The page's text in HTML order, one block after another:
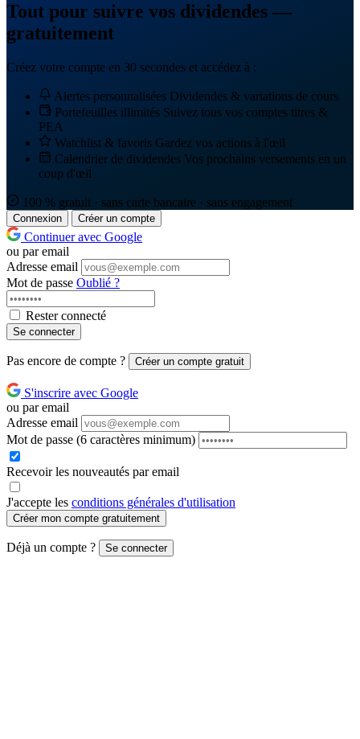
Tout pour suivre vos dividendes —
gratuitement
Créez votre compte en 30 secondes et accédez à :
Alertes personnalisées Dividendes & variations de cours
Portefeuilles illimités Suivez tous vos comptes titres &
PEA
Watchlist & favoris Gardez vos actions à l'œil
Calendrier de dividendes Vos prochains versements en un
coup d'œil
100 % gratuit · sans carte bancaire · sans engagement
Connexion Créer un compte
Continuer avec Google
ou par email
Adresse email
Mot de passe Oublié ?
Rester connecté
Se connecter
Pas encore de compte ? Créer un compte gratuit
S'inscrire avec Google
ou par email
Adresse email
Mot de passe (6 caractères minimum)
Recevoir les nouveautés par email
J'accepte les conditions générales d'utilisation
Créer mon compte gratuitement
Déjà un compte ? Se connecter